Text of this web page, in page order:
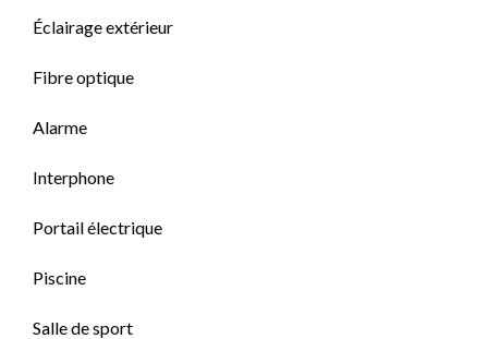
Éclairage extérieur
Fibre optique
Alarme
Interphone
Portail électrique
Piscine
Salle de sport